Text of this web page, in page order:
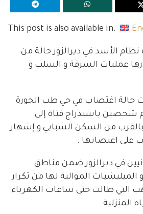
This post is also available in:
الأسد في ديرالزور حالة من
عمليات السرقة و السلب و
حالة اغتصاب في حي طب الجورة
شخصين باستدراج فتاة إلى
من السكن الشبابي و إشهار
على اغتصابها .
في ديرالزور ضمن مناطق
الموالية لها من تكرار
التي طالت حتى ساعات الكهرباء
المنزلية .